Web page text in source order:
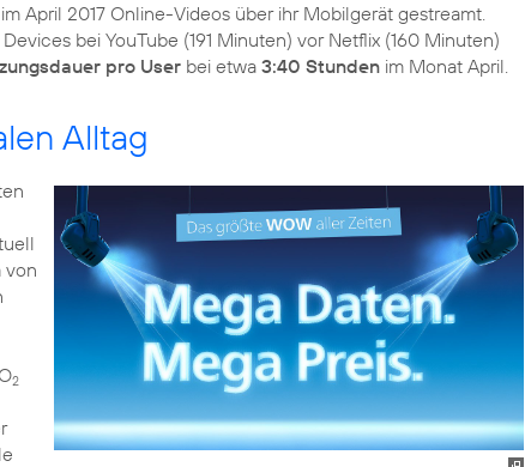
April 2017 Online-Videos über ihr Mobilgerät gestreamt.
bei YouTube (191 Minuten) vor Netflix (160 Minuten)
pro User bei etwa 3:40 Stunden im Monat April.
Alltag
von
2